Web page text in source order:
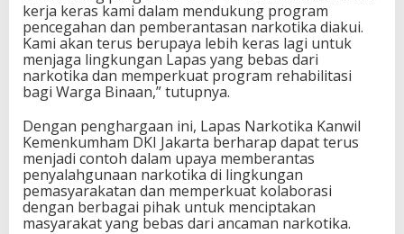
kerja keras kami dalam mendukung program
pencegahan dan pemberantasan narkotika diakui.
Kami akan terus berupaya lebih keras lagi untuk
menjaga lingkungan Lapas yang bebas dari
narkotika dan memperkuat program rehabilitasi
bagi Warga Binaan,” tutupnya.
Dengan penghargaan ini, Lapas Narkotika Kanwil
Kemenkumham DKI Jakarta berharap dapat terus
menjadi contoh dalam upaya memberantas
penyalahgunaan narkotika di lingkungan
pemasyarakatan dan memperkuat kolaborasi
dengan berbagai pihak untuk menciptakan
masyarakat yang bebas dari ancaman narkotika.